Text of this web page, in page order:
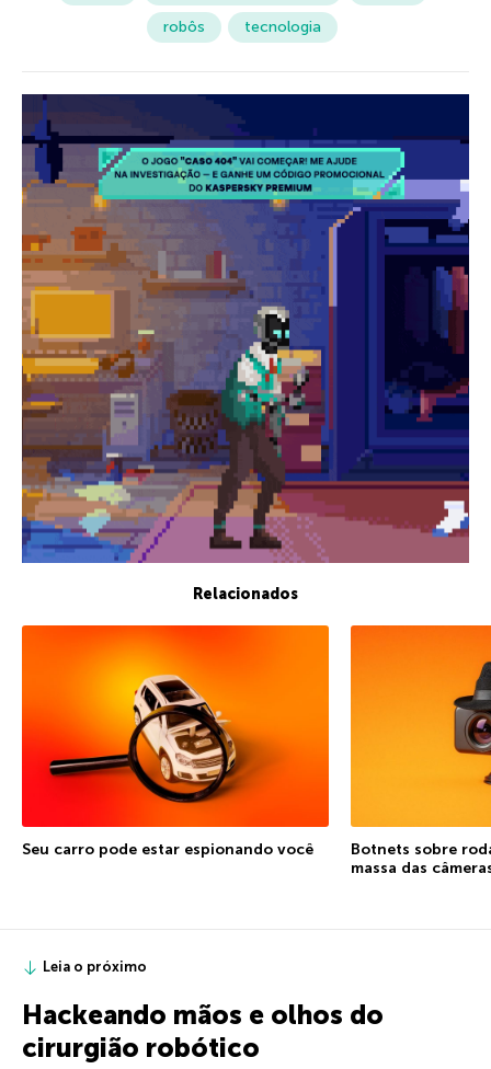
robôs
tecnologia
Relacionados
Seu carro pode estar espionando você
Botnets sobre
massa das
Leia o próximo
Hackeando mãos e olhos do
cirurgião robótico